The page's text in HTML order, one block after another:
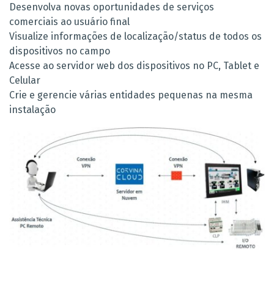
Desenvolva novas oportunidades de serviços
comerciais ao usuário final
Visualize informações de localização/status de todos os
dispositivos no campo
Acesse ao servidor web dos dispositivos no PC, Tablet e
Celular
Crie e gerencie várias entidades pequenas na mesma
instalação